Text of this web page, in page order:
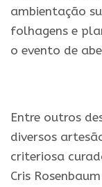
ambientação
folhagens e
o evento de
Entre outros
diversos
criteriosa
Cris Rosenbaum